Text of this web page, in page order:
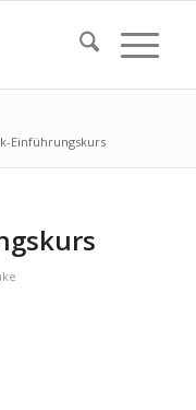
Einführungskurs